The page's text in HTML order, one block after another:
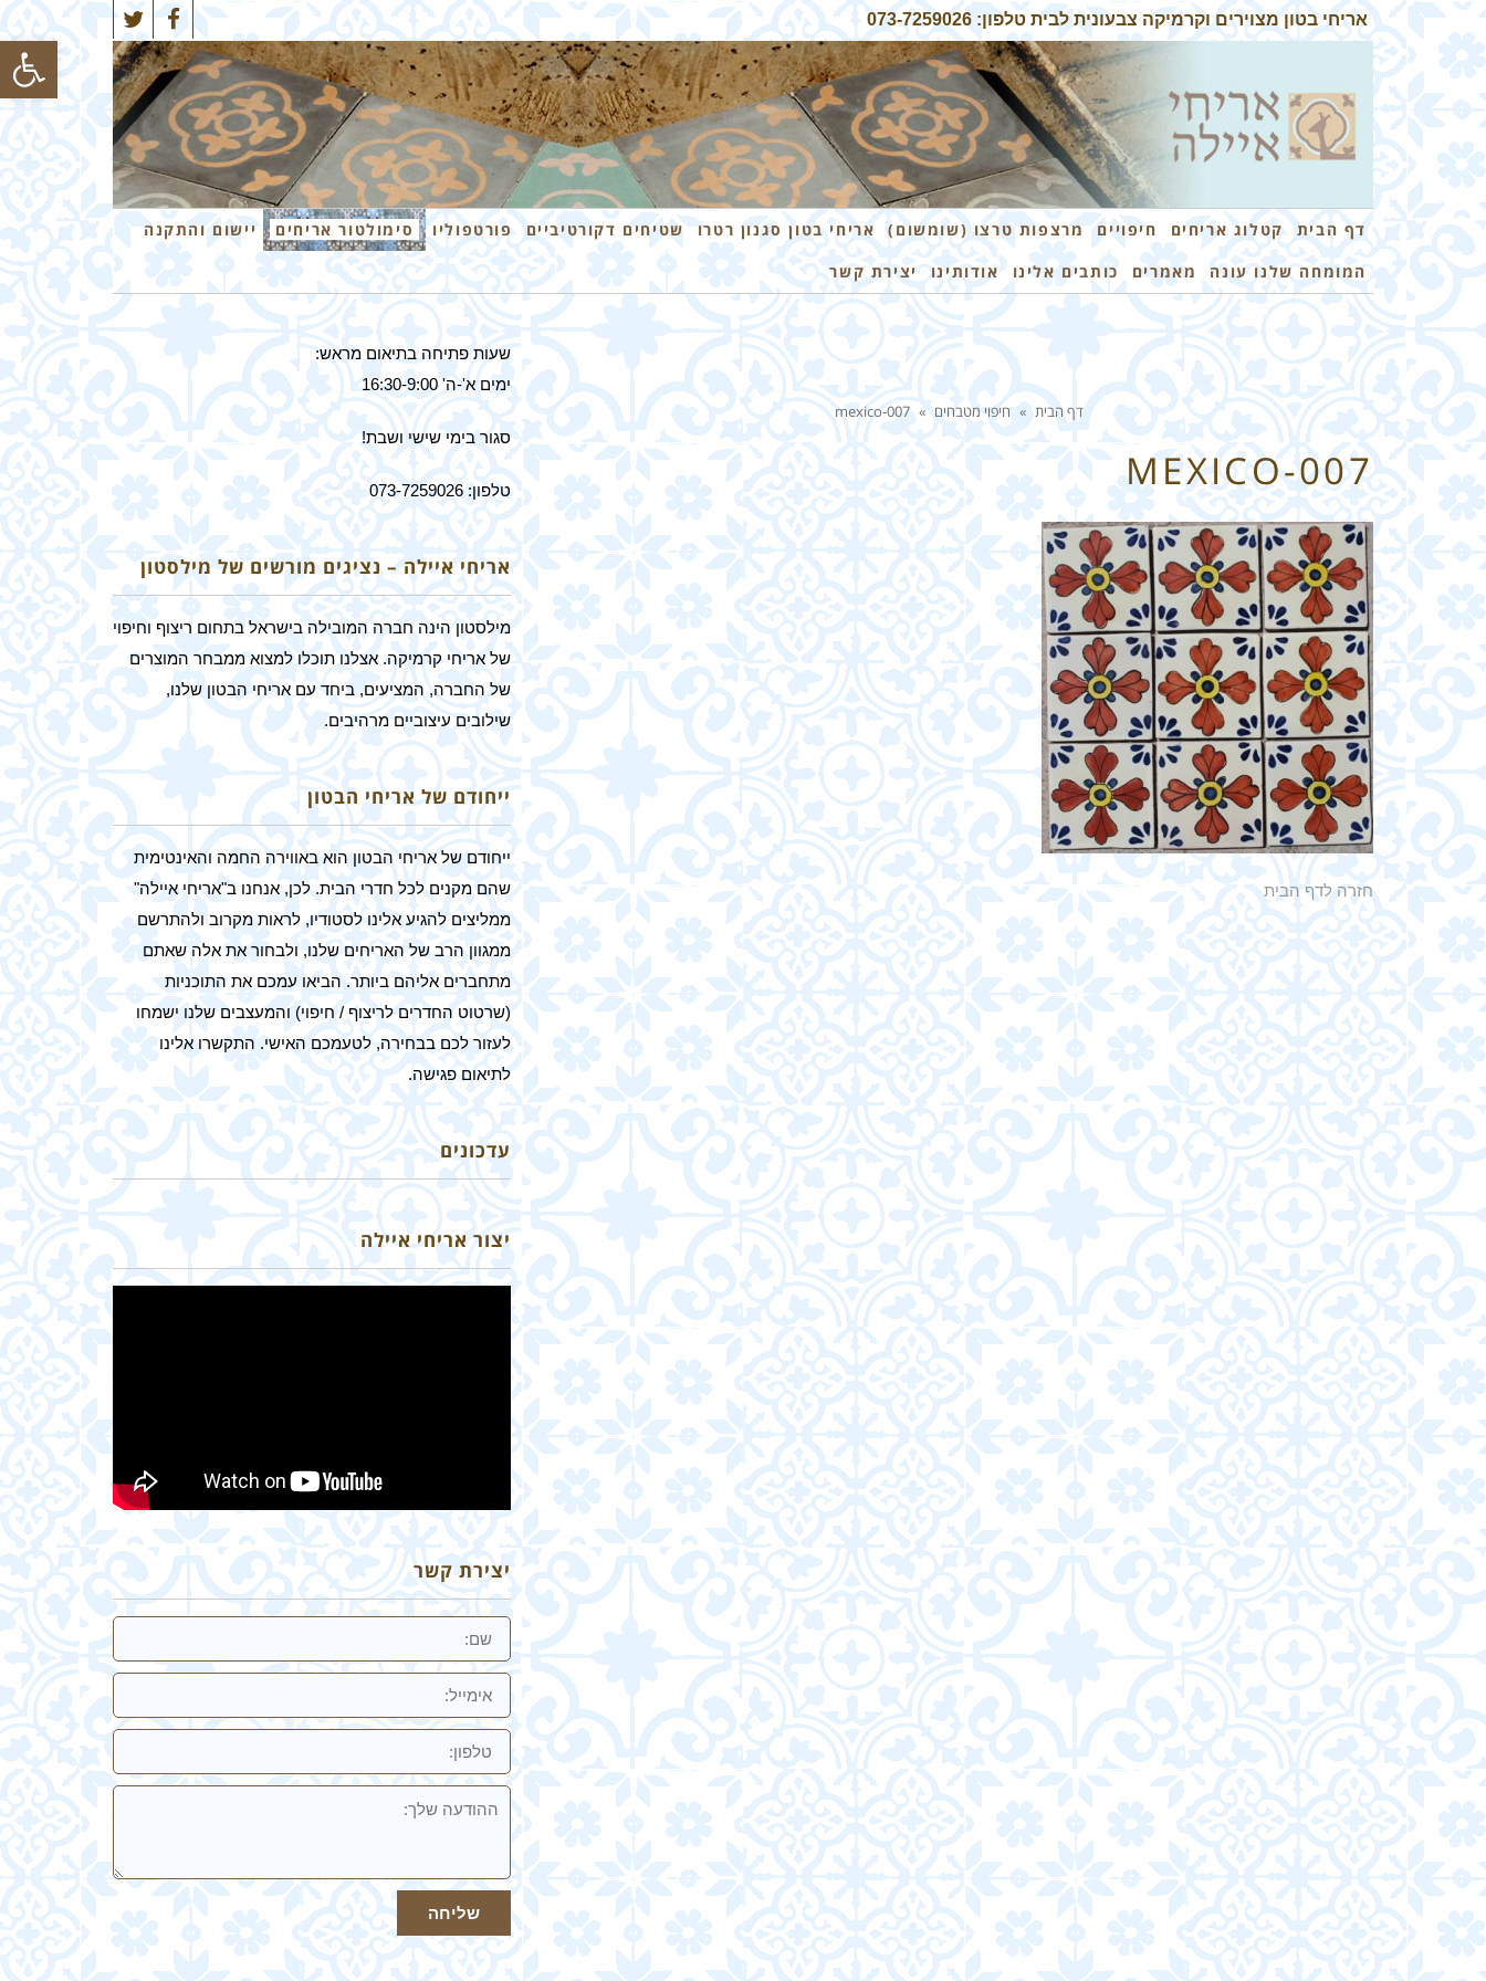
פתח
אריחי בטון מצוירים וקרמיקה צבעונית לבית טלפון: 073-7259026
Facebook
Twitter
דף הבית קטלוג אריחים חיפויים מרצפות טרצו (שומשום) אריחי בטון סגנון רטרו שטיחים דקורטיביים פורטפוליו סימולטור אריחים
יישום והתקנה
המומחה שלנו עונה
מאמרים כותבים אלינו אודותינו יצירת קשר
דף הבית » חיפוי מטבחים »
mexico-007
MEXICO-007
חזרה לדף הבית
שעות פתיחה בתיאום מראש:
ימים א'-ה' 16:30-9:00
סגור בימי שישי ושבת!
טלפון: 073-7259026
אריחי איילה – נציגים מורשים של מילסטון
מילסטון הינה חברה המובילה בישראל בתחום ריצוף וחיפוי
של אריחי קרמיקה. אצלנו תוכלו למצוא ממבחר המוצרים
של החברה, המציעים, ביחד עם אריחי הבטון שלנו,
שילובים עיצוביים מרהיבים.
ייחודם של אריחי הבטון
ייחודם של אריחי הבטון הוא באווירה החמה והאינטימית
שהם מקנים לכל חדרי הבית. לכן, אנחנו ב"אריחי איילה"
ממליצים להגיע אלינו לסטודיו, לראות מקרוב ולהתרשם
ממגוון הרב של האריחים שלנו, ולבחור את אלה שאתם
מתחברים אליהם ביותר. הביאו עמכם את התוכניות
(שרטוט החדרים לריצוף / חיפוי) והמעצבים שלנו ישמחו
לעזור לכם בבחירה, לטעמכם האישי. התקשרו אלינו
לתיאום פגישה.
עדכונים
יצור אריחי איילה
יצירת קשר
שם
אימייל
טלפון:
ההודעה
שלך
שליחה